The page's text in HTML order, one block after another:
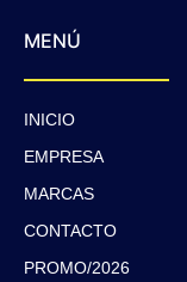
MENÚ
INICIO
EMPRESA
MARCAS
CONTACTO
PROMO/2026